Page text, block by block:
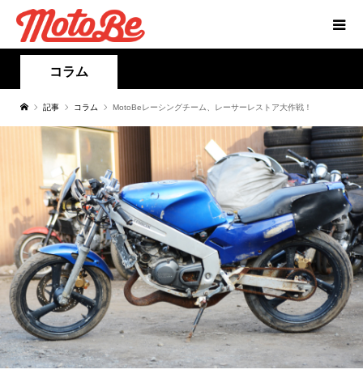
コラム
記事 コラム MotoBeレーシングチーム、レーサーレストア大作戦！